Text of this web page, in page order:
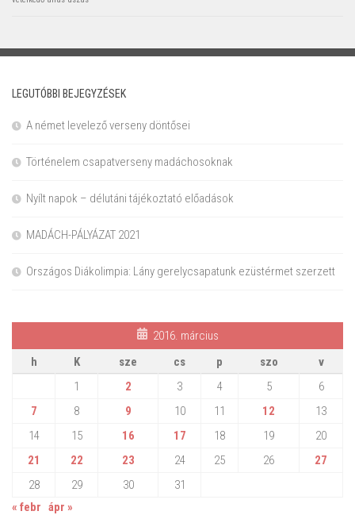
LEGUTÓBBI BEJEGYZÉSEK
A német levelező verseny döntősei
Történelem csapatverseny madáchosoknak
Nyílt napok – délutáni tájékoztató előadások
MADÁCH-PÁLYÁZAT 2021
Országos Diákolimpia: Lány gerelycsapatunk ezüstérmet szerzett
2016. március
h
K sze cs p szo
v
1
2 3 4 5
6
7
8 9 10 11 12
13
14
15 16 17 18 19
20
21
22 23 24 25 26
27
28
29 30
31
« febr ápr »